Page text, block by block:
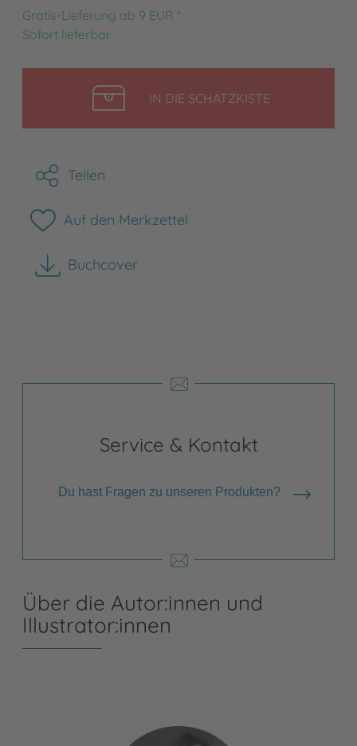
Gratis-Lieferung ab 9 EUR *
Sofort lieferbar
IN DIE SCHATZKISTELEGEN
Teilen
Auf den Merkzettel
Buchcover
herunterladen
Service & Kontakt
Du hast Fragen zu unseren Produkten?
Über die Autor:innen und
Illustrator:innen